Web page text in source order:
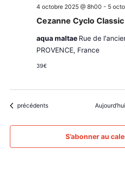
Cezanne Cyclo
4 octobre 2025 @ 8h00 - 5
aqua maltae Rue de
PROVENCE, France
39€
Évènements
précédents Aujourd’hui
S’abonner au